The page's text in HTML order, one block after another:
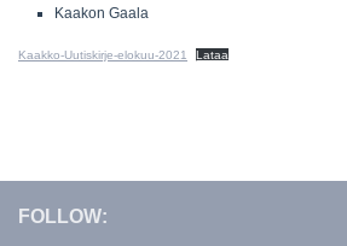
Kaakon Gaala
Kaakko-Uutiskirje-elokuu-2021 Lataa
FOLLOW: